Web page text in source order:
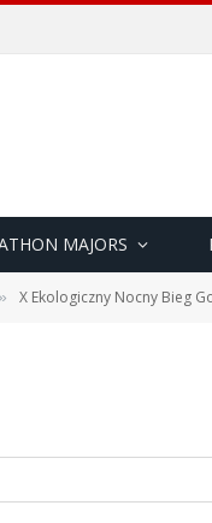
MAJORS
» X Ekologiczny Nocny Bieg